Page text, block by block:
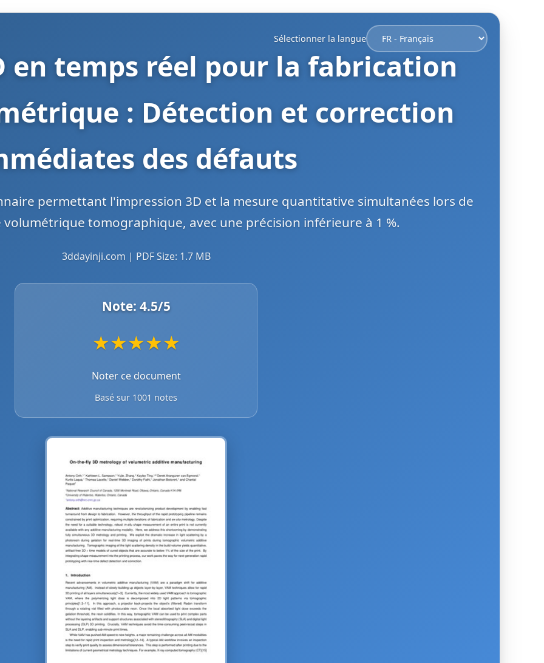
Sélectionner la langue
en temps réel pour la fabrication
: Détection et correction
des défauts
permettant l'impression 3D et la mesure quantitative simultanées lors de
tomographique, avec une précision inférieure à 1 %.
3ddayinji.com | PDF Size: 1.7 MB
Note: 4.5/5
★★★★★
Noter ce document
Basé sur 1001 notes